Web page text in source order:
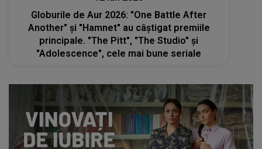
Globurile de Aur 2026: "One Battle After
Another" şi "Hamnet" au câştigat premiile
principale. "The Pitt", "The Studio" şi
"Adolescence", cele mai bune seriale